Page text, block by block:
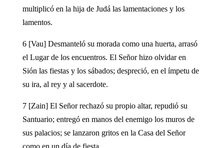
multiplicó en la hija de Judá las lamentaciones y los
lamentos.
6 [Vau] Desmanteló su morada como una huerta, arrasó
el Lugar de los encuentros. El Señor hizo olvidar en
Sión las fiestas y los sábados; despreció, en el ímpetu de
su ira, al rey y al sacerdote.
7 [Zain] El Señor rechazó su propio altar, repudió su
Santuario; entregó en manos del enemigo los muros de
sus palacios; se lanzaron gritos en la Casa del Señor
como en un día de fiesta.